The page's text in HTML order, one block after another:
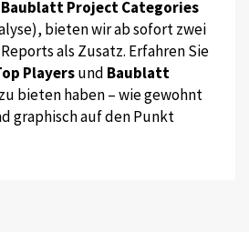
Baublatt Project Categories
bieten wir ab sofort zwei
als Zusatz. Erfahren Sie
Playersund Baublatt
bieten haben – wie gewohnt
graphisch auf den Punkt